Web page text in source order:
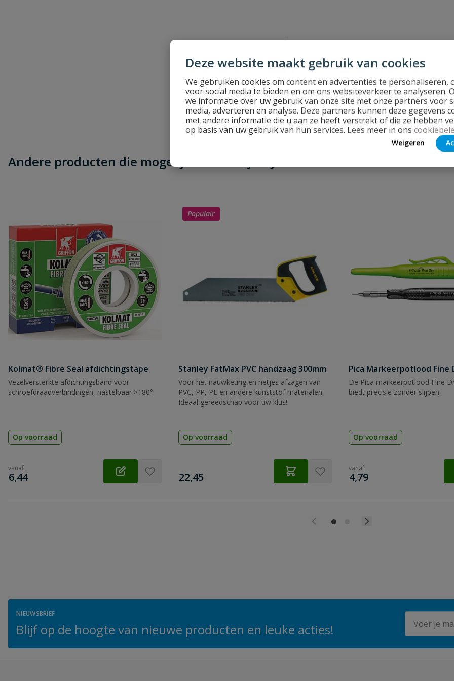
Deze website maakt gebruik van cookies
We gebruiken cookies om content en advertenties te personaliseren,
voor social media te bieden en om ons websiteverkeer te analyseren.
we informatie over uw gebruik van onze site met onze partners voor
media, adverteren en analyse. Deze partners kunnen deze gegevens
met andere informatie die u aan ze heeft verstrekt of die ze hebben
op basis van uw gebruik van hun services. Lees meer in ons
Weigeren
Samenvatting
Beoordeling versturen
Andere producten die mogelijk iets voor je zijn!
Kolmat® Fibre Seal afdichtingstape
Vezelversterkte afdichtingsband voor
schroefdraadverbindingen, nastelbaar >180°.
Op voorraad
vanaf
€
6,44
Populair
Stanley FatMax PVC handzaag 300mm
Voor het nauwkeurig en netjes afzagen van
PVC, PP, PE en andere kunststof materialen.
Ideaal gereedschap voor uw klus!
Op voorraad
€
22,45
Pica Markeerpotlood Fine
De Pica markeerpotlood Fine
biedt precisie zonder slijpen.
Op voorraad
vanaf
€
4,79
NIEUWSBRIEF
Blijf op de hoogte van nieuwe producten en leuke acties!